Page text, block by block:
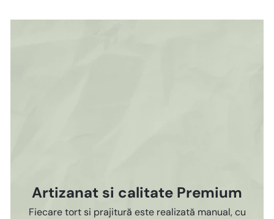
Artizanat si calitate Premium
Fiecare tort si prajitură este realizată manual, cu